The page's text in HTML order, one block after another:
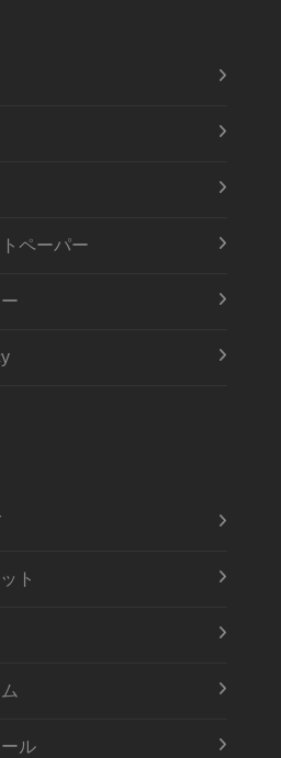
ペーパー
ト
ル